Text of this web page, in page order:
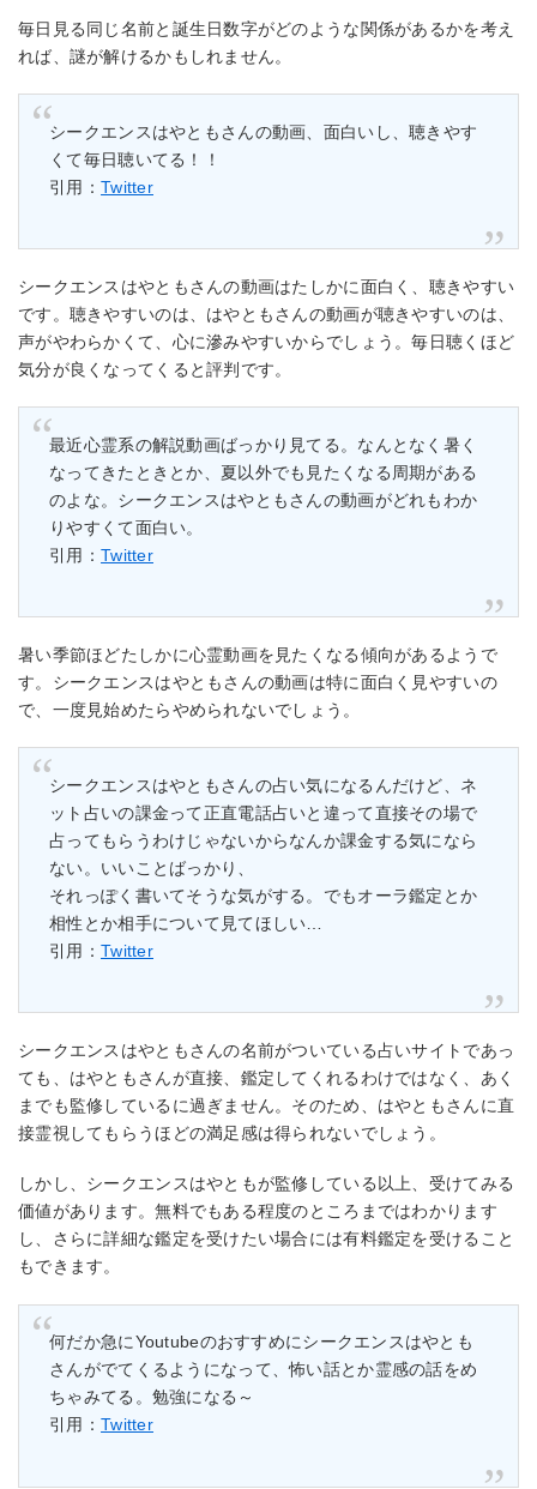
毎日見る同じ名前と誕生日数字がどのような関係があるかを考え
れば、謎が解けるかもしれません。
シークエンスはやともさんの動画、面白いし、聴きやす
くて毎日聴いてる！！
引用：Twitter
シークエンスはやともさんの動画はたしかに面白く、聴きやすい
です。聴きやすいのは、はやともさんの動画が聴きやすいのは、
声がやわらかくて、心に滲みやすいからでしょう。毎日聴くほど
気分が良くなってくると評判です。
最近心霊系の解説動画ばっかり見てる。なんとなく暑く
なってきたときとか、夏以外でも見たくなる周期がある
のよな。シークエンスはやともさんの動画がどれもわか
りやすくて面白い。
引用：Twitter
暑い季節ほどたしかに心霊動画を見たくなる傾向があるようで
す。シークエンスはやともさんの動画は特に面白く見やすいの
で、一度見始めたらやめられないでしょう。
シークエンスはやともさんの占い気になるんだけど、ネ
ット占いの課金って正直電話占いと違って直接その場で
占ってもらうわけじゃないからなんか課金する気になら
ない。いいことばっかり、
それっぽく書いてそうな気がする。でもオーラ鑑定とか
相性とか相手について見てほしい…
引用：Twitter
シークエンスはやともさんの名前がついている占いサイトであっ
ても、はやともさんが直接、鑑定してくれるわけではなく、あく
までも監修しているに過ぎません。そのため、はやともさんに直
接霊視してもらうほどの満足感は得られないでしょう。
しかし、シークエンスはやともが監修している以上、受けてみる
価値があります。無料でもある程度のところまではわかります
し、さらに詳細な鑑定を受けたい場合には有料鑑定を受けること
もできます。
何だか急にYoutubeのおすすめにシークエンスはやとも
さんがでてくるようになって、怖い話とか霊感の話をめ
ちゃみてる。勉強になる～
引用：Twitter